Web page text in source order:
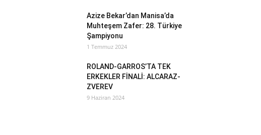
Azize Bekar’dan Manisa’da
Muhteşem Zafer: 28. Türkiye
Şampiyonu
1 Temmuz 2024
ROLAND-GARROS’TA TEK
ERKEKLER FİNALİ: ALCARAZ-
ZVEREV
9 Haziran 2024